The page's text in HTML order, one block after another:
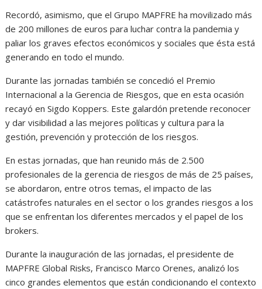
Recordó, asimismo, que el Grupo MAPFRE ha movilizado más
de 200 millones de euros para luchar contra la pandemia y
paliar los graves efectos económicos y sociales que ésta está
generando en todo el mundo.
Durante las jornadas también se concedió el Premio
Internacional a la Gerencia de Riesgos, que en esta ocasión
recayó en Sigdo Koppers. Este galardón pretende reconocer
y dar visibilidad a las mejores políticas y cultura para la
gestión, prevención y protección de los riesgos.
En estas jornadas, que han reunido más de 2.500
profesionales de la gerencia de riesgos de más de 25 países,
se abordaron, entre otros temas, el impacto de las
catástrofes naturales en el sector o los grandes riesgos a los
que se enfrentan los diferentes mercados y el papel de los
brokers.
Durante la inauguración de las jornadas, el presidente de
MAPFRE Global Risks, Francisco Marco Orenes, analizó los
cinco grandes elementos que están condicionando el contexto